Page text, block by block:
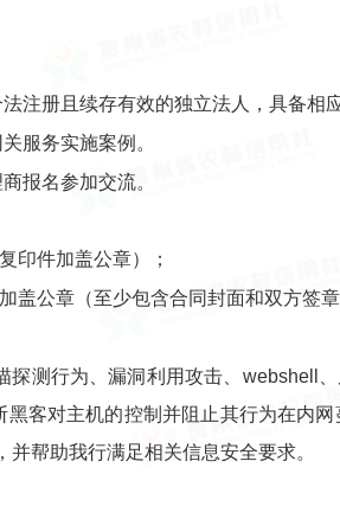
注册且续存有效的独立法人，具备相
服务实施案例。
报名参加交流。
印件加盖公章）；
盖公章（至少包含合同封面和双方签章
探测行为、漏洞利用攻击、webshell
黑客对主机的控制并阻止其行为在内
帮助我行满足相关信息安全要求。